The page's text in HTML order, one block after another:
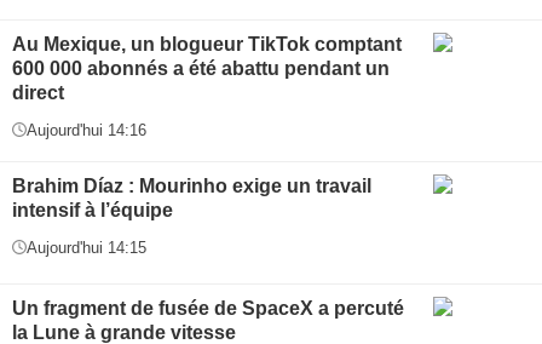
Au Mexique, un blogueur TikTok comptant
600 000 abonnés a été abattu pendant un
direct
Aujourd'hui 14:16
Brahim Díaz : Mourinho exige un travail
intensif à l’équipe
Aujourd'hui 14:15
Un fragment de fusée de SpaceX a percuté
la Lune à grande vitesse